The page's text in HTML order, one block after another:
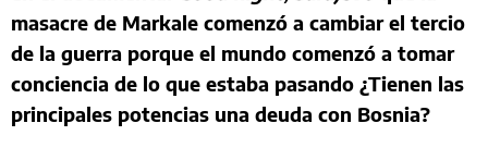
masacre de Markale comenzó a cambiar el tercio
de la guerra porque el mundo comenzó a tomar
conciencia de lo que estaba pasando ¿Tienen las
principales potencias una deuda con Bosnia?